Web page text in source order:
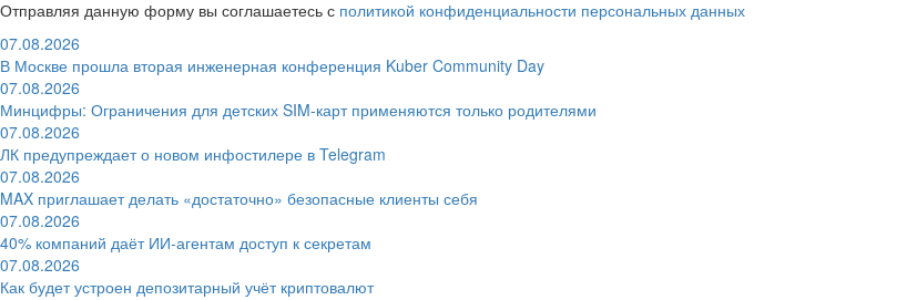
Отправляя данную форму вы соглашаетесь с политикой конфиденциальности персональных данных
07.08.2026
В Москве прошла вторая инженерная конференция Kuber Community Day
07.08.2026
Минцифры: Ограничения для детских SIM-карт применяются только родителями
07.08.2026
ЛК предупреждает о новом инфостилере в Telegram
07.08.2026
MAX приглашает делать «достаточно» безопасные клиенты себя
07.08.2026
40% компаний даёт ИИ‑агентам доступ к секретам
07.08.2026
Как будет устроен депозитарный учёт криптовалют